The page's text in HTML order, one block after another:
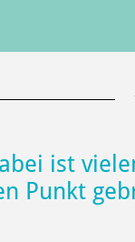
ist
Punkt